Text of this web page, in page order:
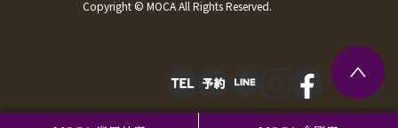
Copyright © MOCA All Rights Reserved.